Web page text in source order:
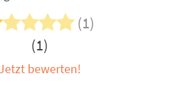
(1)
(1)
bewerten!